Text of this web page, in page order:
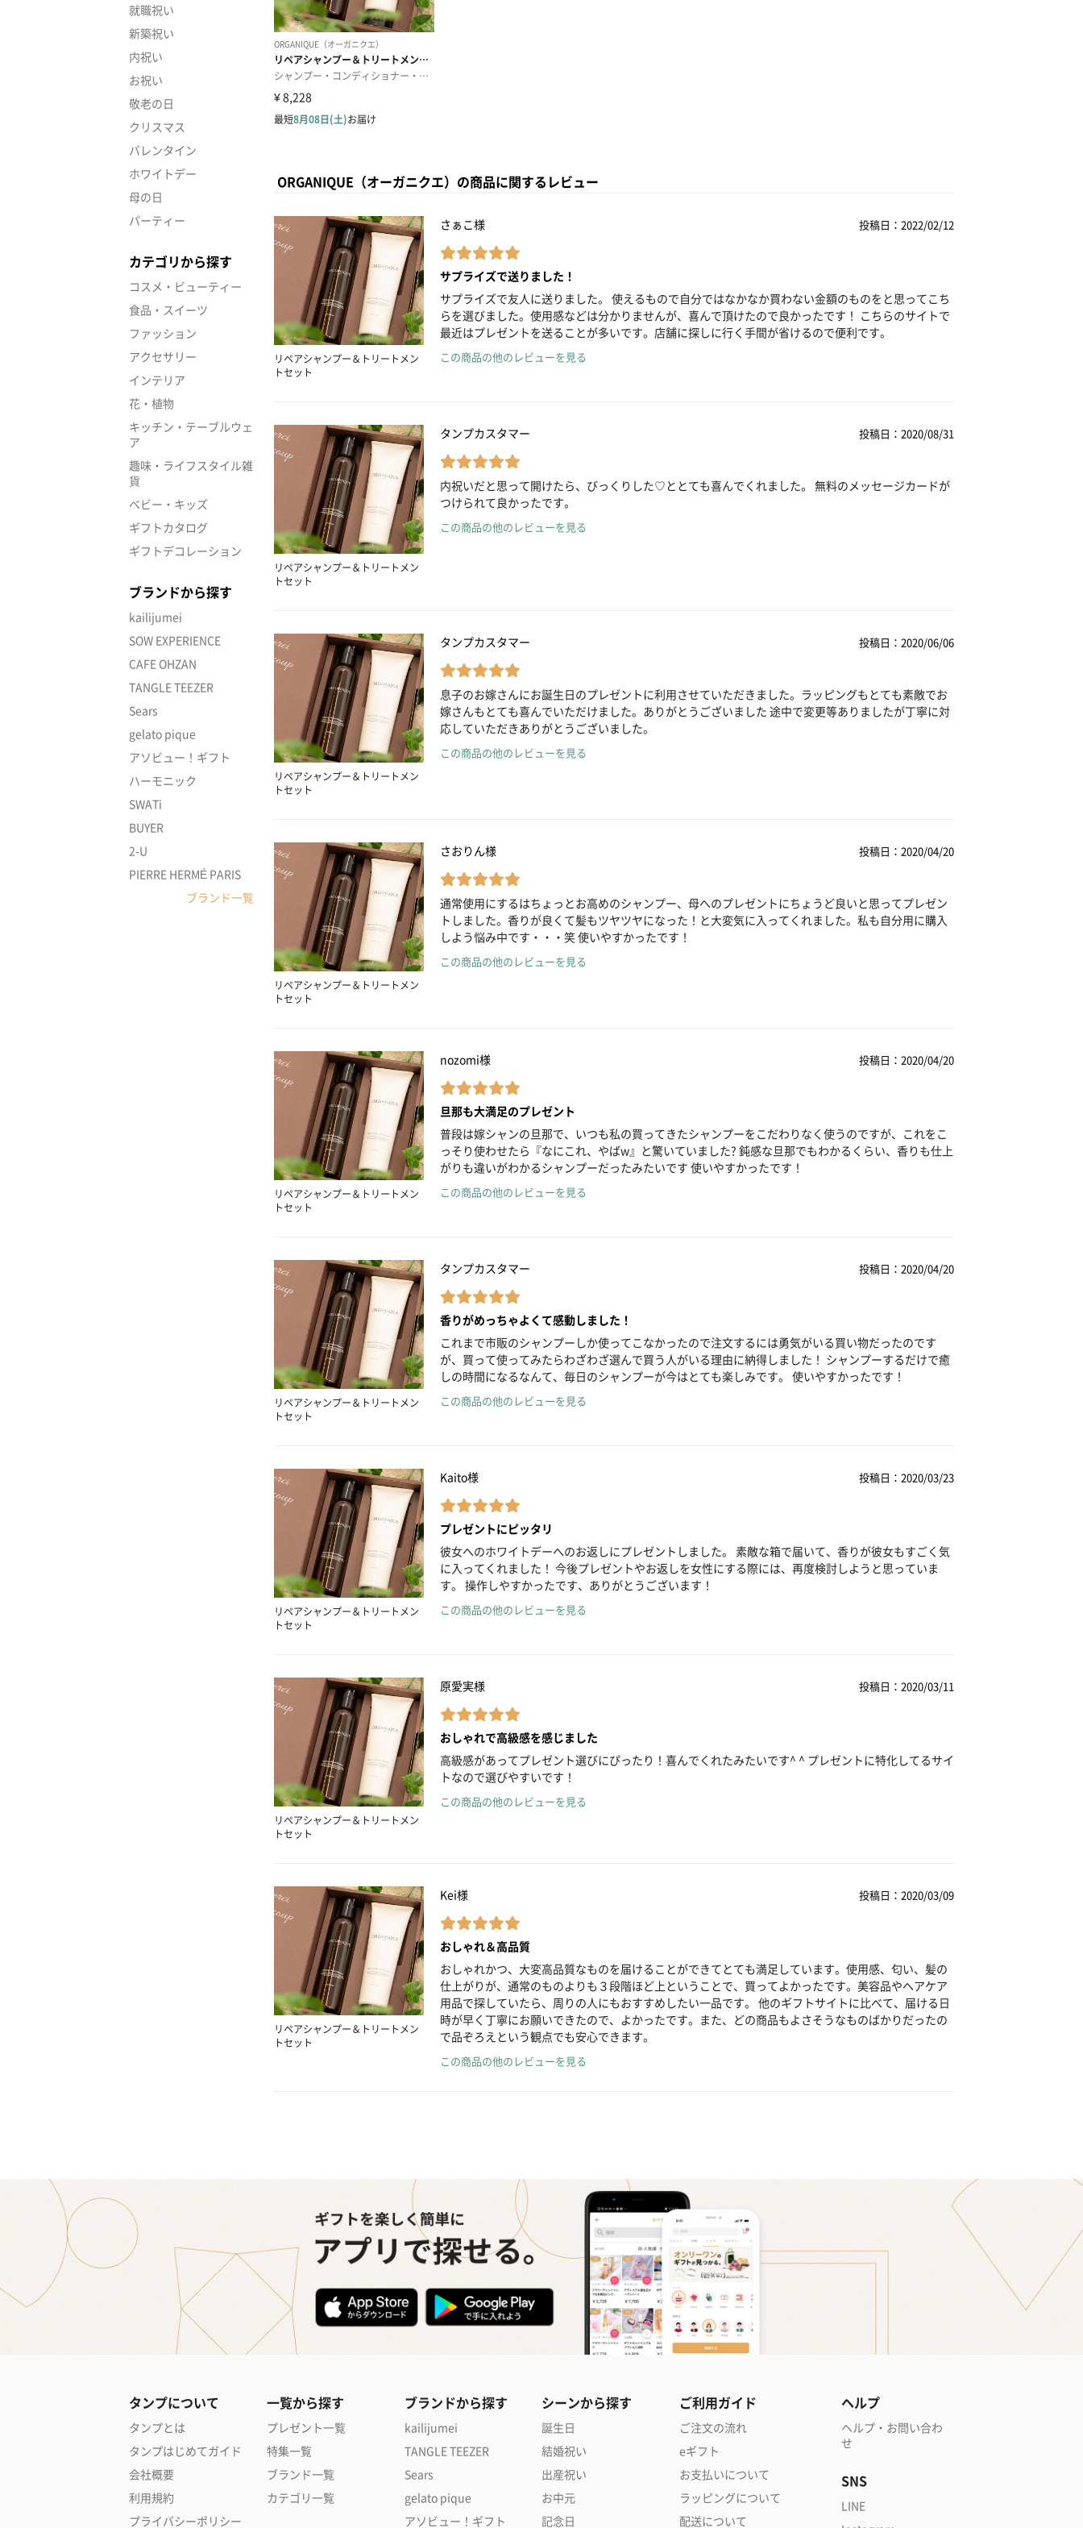
就職祝い
新築祝い
内祝い
お祝い
敬老の日
クリスマス
バレンタイン
ホワイトデー
母の日
パーティー
カテゴリから探す
コスメ・ビューティー
食品・スイーツ
ファッション
アクセサリー
インテリア
花・植物
キッチン・テーブルウェ
ア
趣味・ライフスタイル雑
貨
ベビー・キッズ
ギフトカタログ
ギフトデコレーション
ブランドから探す
kailijumei
SOW EXPERIENCE
CAFE OHZAN
TANGLE TEEZER
Sears
gelato pique
アソビュー！ギフト
ハーモニック
SWATi
BUYER
2-U
PIERRE HERMÉ PARIS
ブランド一覧
ORGANIQUE（オーガニクエ）の商品に関するレビュー
リペアシャンプー＆トリートメン
トセット
さぁこ様 投稿日：2022/02/12
サプライズで送りました！
サプライズで友人に送りました。 使えるもので自分ではなかなか買わない金額のものをと思ってこち
らを選びました。使用感などは分かりませんが、喜んで頂けたので良かったです！ こちらのサイトで
最近はプレゼントを送ることが多いです。店舗に探しに行く手間が省けるので便利です。
この商品の他のレビューを見る
リペアシャンプー＆トリートメン
トセット
タンプカスタマー 投稿日：2020/08/31
内祝いだと思って開けたら、びっくりした♡ととても喜んでくれました。 無料のメッセージカードが
つけられて良かったです。
この商品の他のレビューを見る
リペアシャンプー＆トリートメン
トセット
タンプカスタマー 投稿日：2020/06/06
息子のお嫁さんにお誕生日のプレゼントに利用させていただきました。ラッピングもとても素敵でお
嫁さんもとても喜んでいただけました。ありがとうございました 途中で変更等ありましたが丁寧に対
応していただきありがとうございました。
この商品の他のレビューを見る
リペアシャンプー＆トリートメン
トセット
さおりん様 投稿日：2020/04/20
通常使用にするはちょっとお高めのシャンプー、母へのプレゼントにちょうど良いと思ってプレゼン
トしました。香りが良くて髪もツヤツヤになった！と大変気に入ってくれました。私も自分用に購入
しよう悩み中です・・・笑 使いやすかったです！
この商品の他のレビューを見る
リペアシャンプー＆トリートメン
トセット
nozomi様 投稿日：2020/04/20
旦那も大満足のプレゼント
普段は嫁シャンの旦那で、いつも私の買ってきたシャンプーをこだわりなく使うのですが、これをこ
っそり使わせたら『なにこれ、やばw』と驚いていました? 鈍感な旦那でもわかるくらい、香りも仕上
がりも違いがわかるシャンプーだったみたいです 使いやすかったです！
この商品の他のレビューを見る
リペアシャンプー＆トリートメン
トセット
タンプカスタマー 投稿日：2020/04/20
香りがめっちゃよくて感動しました！
これまで市販のシャンプーしか使ってこなかったので注文するには勇気がいる買い物だったのです
が、買って使ってみたらわざわざ選んで買う人がいる理由に納得しました！ シャンプーするだけで癒
しの時間になるなんて、毎日のシャンプーが今はとても楽しみです。 使いやすかったです！
この商品の他のレビューを見る
リペアシャンプー＆トリートメン
トセット
Kaito様 投稿日：2020/03/23
プレゼントにピッタリ
彼女へのホワイトデーへのお返しにプレゼントしました。 素敵な箱で届いて、香りが彼女もすごく気
に入ってくれました！ 今後プレゼントやお返しを女性にする際には、再度検討しようと思っていま
す。 操作しやすかったです、ありがとうございます！
この商品の他のレビューを見る
リペアシャンプー＆トリートメン
トセット
原愛実様 投稿日：2020/03/11
おしゃれで高級感を感じました
高級感があってプレゼント選びにぴったり！喜んでくれたみたいです^ ^ プレゼントに特化してるサイ
トなので選びやすいです！
この商品の他のレビューを見る
リペアシャンプー＆トリートメン
トセット
Kei様 投稿日：2020/03/09
おしゃれ＆高品質
おしゃれかつ、大変高品質なものを届けることができてとても満足しています。使用感、匂い、髪の
仕上がりが、通常のものよりも３段階ほど上ということで、買ってよかったです。美容品やヘアケア
用品で探していたら、周りの人にもおすすめしたい一品です。 他のギフトサイトに比べて、届ける日
時が早く丁寧にお願いできたので、よかったです。また、どの商品もよさそうなものばかりだったの
で品ぞろえという観点でも安心できます。
この商品の他のレビューを見る
タンプについて
タンプとは
タンプはじめてガイド
会社概要
利用規約
プライバシーポリシー
一覧から探す
プレゼント一覧
特集一覧
ブランド一覧
カテゴリ一覧
ブランドから探す
kailijumei
TANGLE TEEZER
Sears
gelato pique
アソビュー！ギフト
シーンから探す
誕生日
結婚祝い
出産祝い
お中元
記念日
ご利用ガイド
ご注文の流れ
eギフト
お支払いについて
ラッピングについて
配送について
ヘルプ
ヘルプ・お問い合わ
せ
SNS
LINE